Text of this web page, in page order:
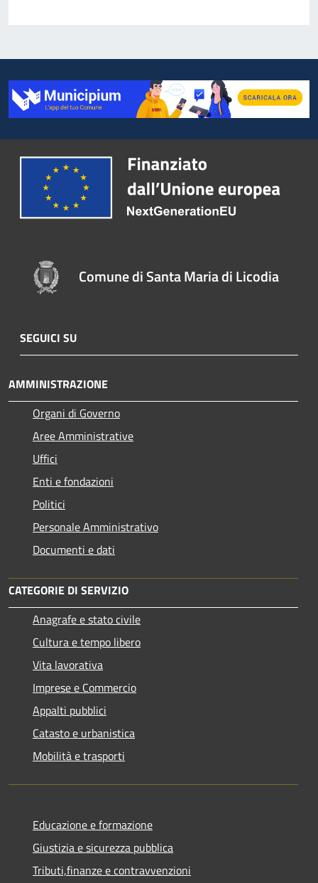
Comune di Santa Maria di Licodia
SEGUICI SU
AMMINISTRAZIONE
Organi di Governo
Aree Amministrative
Uffici
Enti e fondazioni
Politici
Personale Amministrativo
Documenti e dati
CATEGORIE DI SERVIZIO
Anagrafe e stato civile
Cultura e tempo libero
Vita lavorativa
Imprese e Commercio
Appalti pubblici
Catasto e urbanistica
Mobilità e trasporti
Educazione e formazione
Giustizia e sicurezza pubblica
Tributi,finanze e contravvenzioni